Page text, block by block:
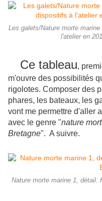
Les galets/Nature morte
l'atelier en
Ce tableau,
m'ouvre des possibilités
rigolotes. Composer des
phares, les bateaux, les
vont me permettre d'aller
avec le genre "nature
Bretagne". A suivre.
Nature morte marine 1, détail.